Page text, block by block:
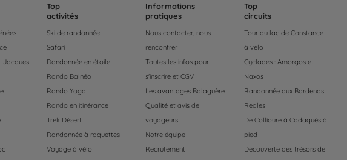
Jacques
Top
activités
Ski de randonnée
Safari
Randonnée en étoile
Rando Balnéo
Rando Yoga
Rando en itinérance
Trek Désert
Randonnée à raquettes
Voyage à vélo
Informations
pratiques
Nous contacter, nous
rencontrer
Toutes les infos pour
s'inscrire et CGV
Les avantages Balaguère
Qualité et avis de
voyageurs
Notre équipe
Recrutement
Top
circuits
Tour du lac de Constance
à vélo
Cyclades : Amorgos et
Naxos
Randonnée aux Bardenas
Reales
De Collioure à Cadaquès à
pied
Découverte des trésors de